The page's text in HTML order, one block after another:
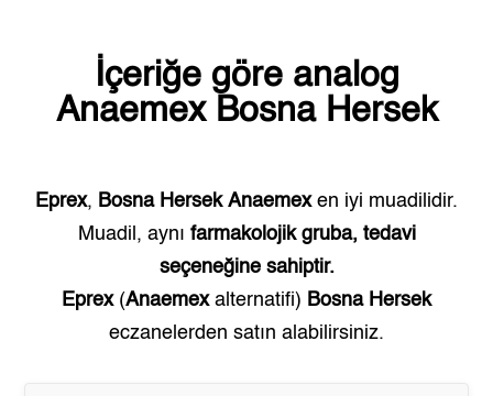
İçeriğe göre analog
Anaemex Bosna Hersek
Eprex, Bosna Hersek Anaemexen iyi muadilidir.
Muadil, aynı farmakolojik gruba, tedavi
seçeneğine sahiptir.
Eprex(Anaemexalternatifi) Bosna Hersek
eczanelerden satın alabilirsiniz.